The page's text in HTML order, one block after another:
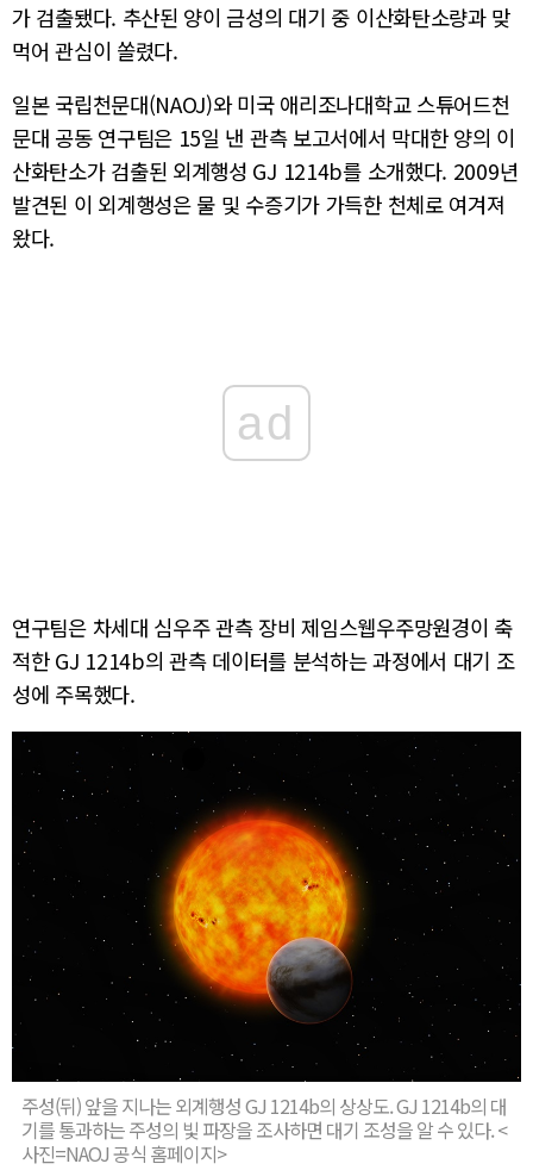
가 검출됐다. 추산된 양이 금성의 대기 중 이산화탄소량과 맞
먹어 관심이 쏠렸다.
일본 국립천문대(NAOJ)와 미국 애리조나대학교 스튜어드천
문대 공동 연구팀은 15일 낸 관측 보고서에서 막대한 양의 이
산화탄소가 검출된 외계행성 GJ 1214b를 소개했다. 2009년
발견된 이 외계행성은 물 및 수증기가 가득한 천체로 여겨져
왔다.
ad
연구팀은 차세대 심우주 관측 장비 제임스웹우주망원경이 축
적한 GJ 1214b의 관측 데이터를 분석하는 과정에서 대기 조
성에 주목했다.
주성(뒤) 앞을 지나는 외계행성 GJ 1214b의 상상도. GJ 1214b의 대
기를 통과하는 주성의 빛 파장을 조사하면 대기 조성을 알 수 있다. <
사진=NAOJ 공식 홈페이지>